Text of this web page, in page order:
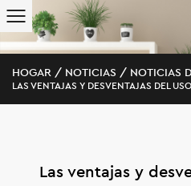
HOGAR / NOTICIAS / NOTICIAS
LAS VENTAJAS Y DESVENTAJAS DEL
Las ventajas y